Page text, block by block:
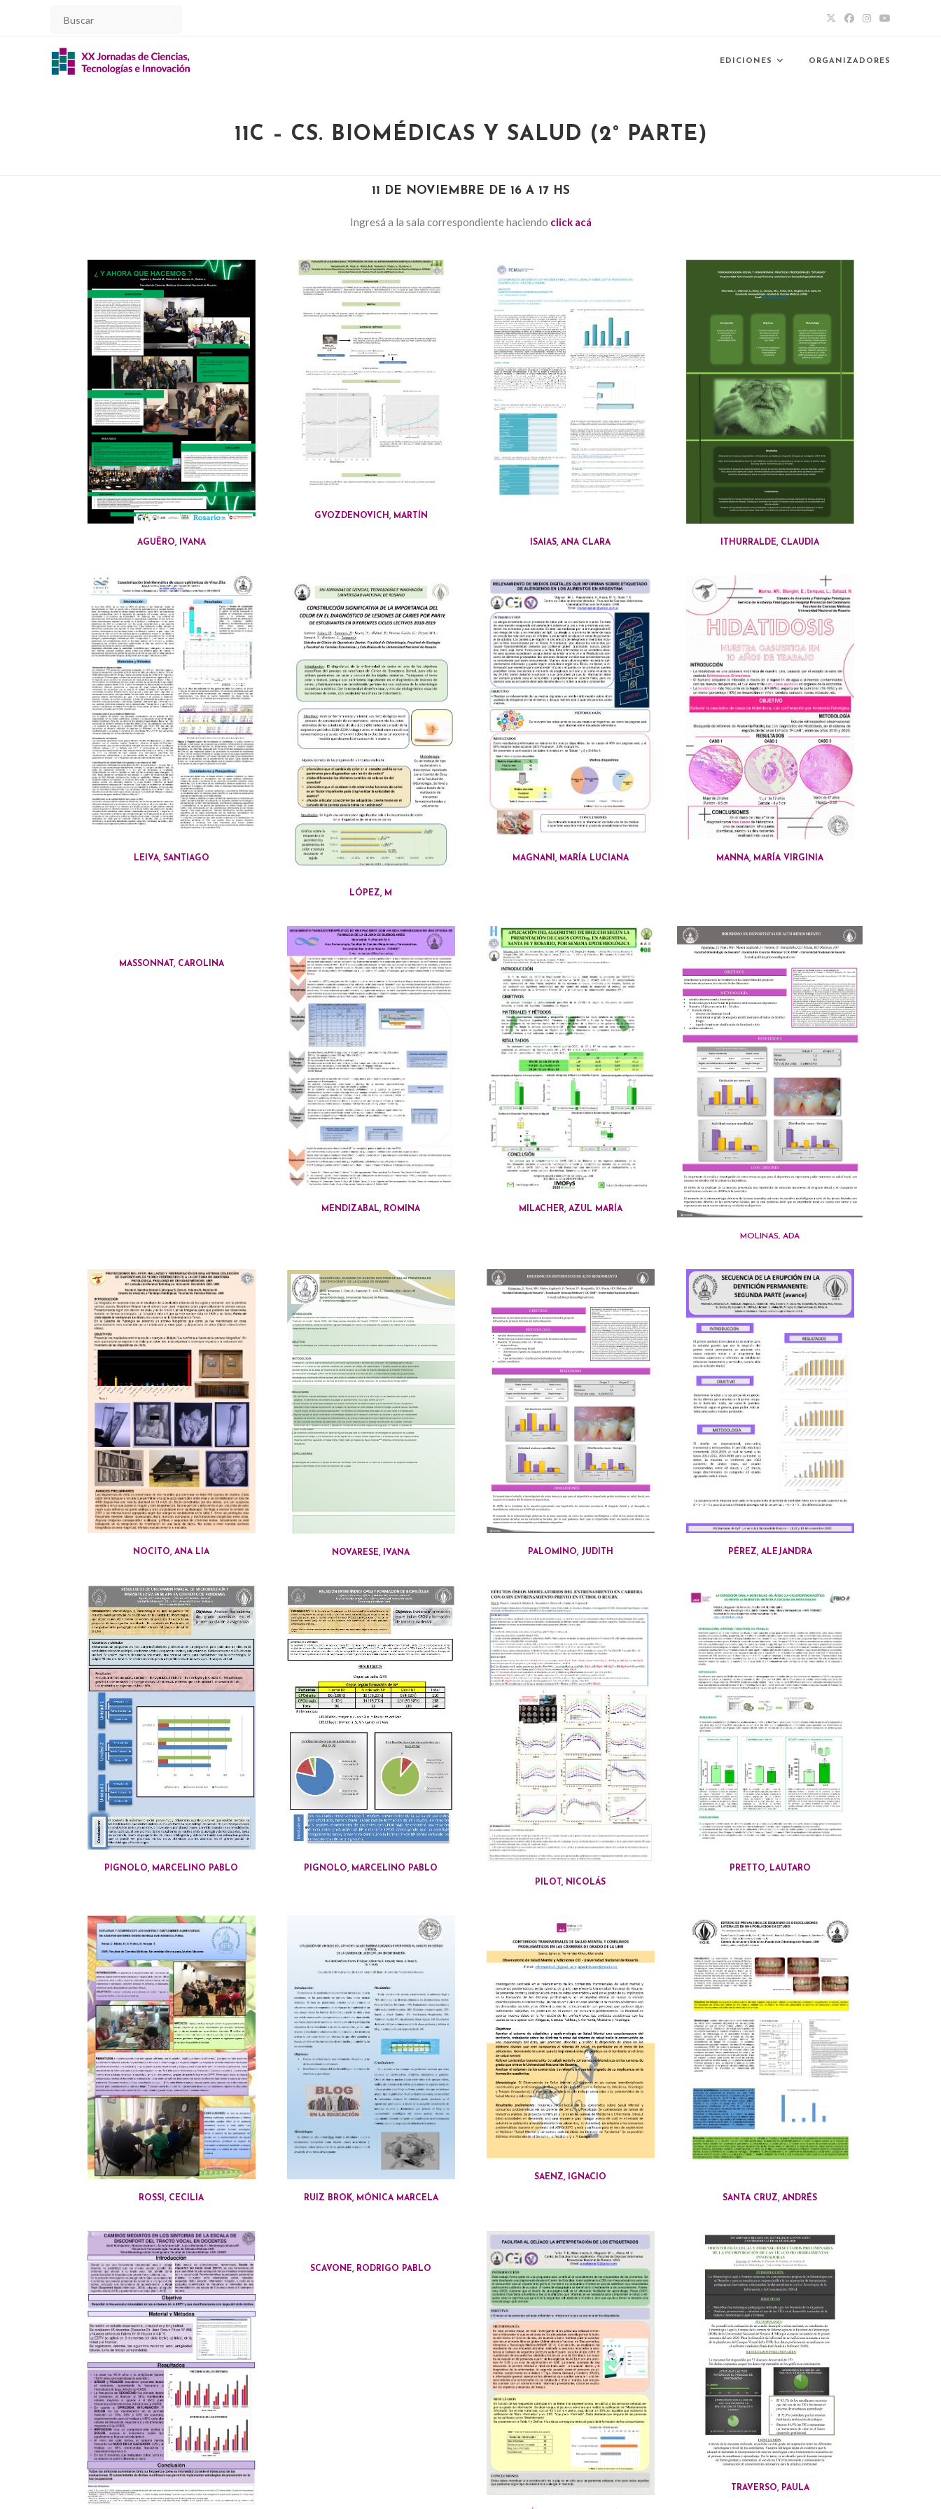
EDICIONES ORGANIZADORES
11C – CS. BIOMÉDICAS Y SALUD (2° PARTE)
11 DE NOVIEMBRE DE 16 A 17 HS
Ingresá a la sala correspondiente haciendo click acá
AGUËRO, IVANA
GVOZDENOVICH, MARTÍN
ISAIAS, ANA CLARA ITHURRALDE, CLAUDIA
LEIVA, SANTIAGO
LÓPEZ, M
MAGNANI, MARÍA LUCIANA MANNA, MARÍA VIRGINIA
MASSONNAT, CAROLINA
MENDIZABAL, ROMINA MILACHER, AZUL MARÍA
MOLINAS, ADA
NOCITO, ANA LIA NOVARESE, IVANA PALOMINO, JUDITH PÉREZ, ALEJANDRA
PIGNOLO, MARCELINO PABLO
PIGNOLO, MARCELINO PABLO
PILOT, NICOLÁS
PRETTO, LAUTARO
ROSSI, CECILIA RUIZ BROK, MÓNICA MARCELA
SAENZ, IGNACIO
SANTA CRUZ, ANDRÉS
SCAVONE, RODRIGO PABLO
TRAVERSO, PAULA